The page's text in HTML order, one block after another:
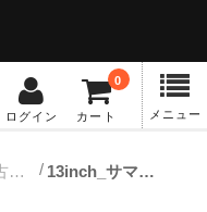
ログイン カート
0
メニュー
サマー中古タイヤホイール 13inch_サマー中古タイヤホイール